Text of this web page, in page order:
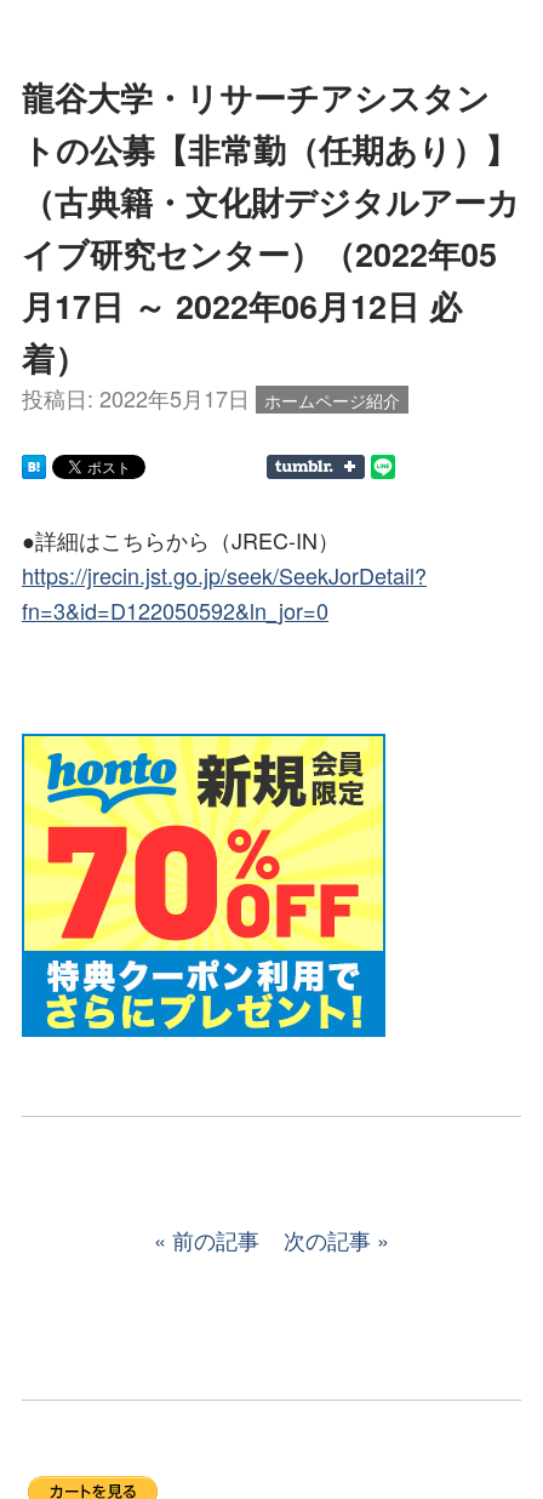
龍谷大学・リサーチアシスタン
トの公募【非常勤（任期あり）】
（古典籍・文化財デジタルアーカ
イブ研究センター）（2022年05
月17日 ～ 2022年06月12日 必
着）
投稿日: 2022年5月17日 ホームページ紹介
●詳細はこちらから（JREC-IN）
https://jrecin.jst.go.jp/seek/SeekJorDetail?
fn=3&id=D122050592&ln_jor=0
前の記事 次の記事